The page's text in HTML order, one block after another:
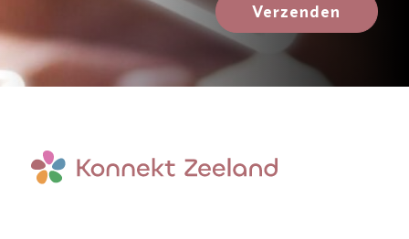
Verzenden